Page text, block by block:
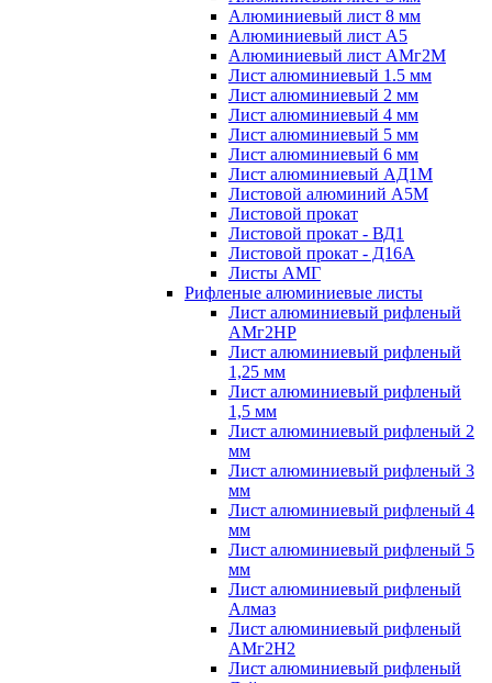
Алюминиевый лист 8 мм
Алюминиевый лист А5
Алюминиевый лист АМг2М
Лист алюминиевый 1.5 мм
Лист алюминиевый 2 мм
Лист алюминиевый 4 мм
Лист алюминиевый 5 мм
Лист алюминиевый 6 мм
Лист алюминиевый АД1М
Листовой алюминий А5М
Листовой прокат
Листовой прокат - ВД1
Листовой прокат - Д16А
Листы АМГ
Рифленые алюминиевые листы
Лист алюминиевый рифленый
АМг2НР
Лист алюминиевый рифленый
1,25 мм
Лист алюминиевый рифленый
1,5 мм
Лист алюминиевый рифленый 2
мм
Лист алюминиевый рифленый 3
мм
Лист алюминиевый рифленый 4
мм
Лист алюминиевый рифленый 5
мм
Лист алюминиевый рифленый
Алмаз
Лист алюминиевый рифленый
АМг2Н2
Лист алюминиевый рифленый